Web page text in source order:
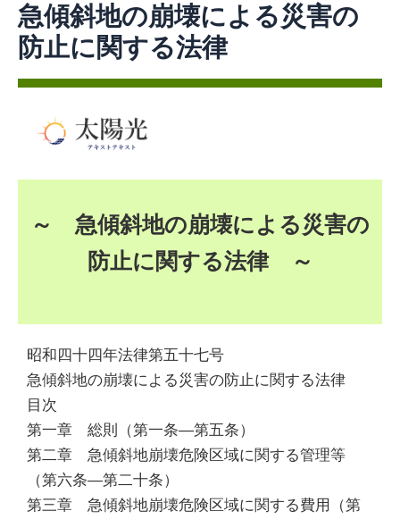
急傾斜地の崩壊による災害の
防止に関する法律
災害の防止
に関する法
～ 急傾斜地の崩壊による災害の
防止に関する法律 ～
昭和四十四年法律第五十七号
急傾斜地の崩壊による災害の防止に関する法律
目次
第一章 総則（第一条―第五条）
第二章 急傾斜地崩壊危険区域に関する管理等
（第六条―第二十条）
第三章 急傾斜地崩壊危険区域に関する費用（第